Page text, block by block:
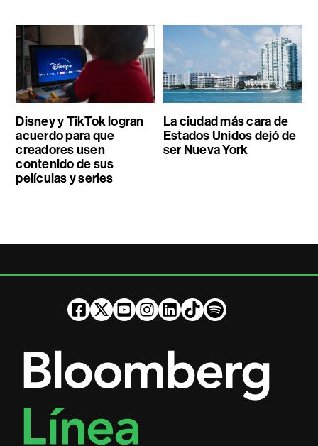
Disney y TikTok logran
acuerdo para que
creadores usen
contenido de sus
películas y series
La ciudad más cara de
Estados Unidos dejó de
ser Nueva York